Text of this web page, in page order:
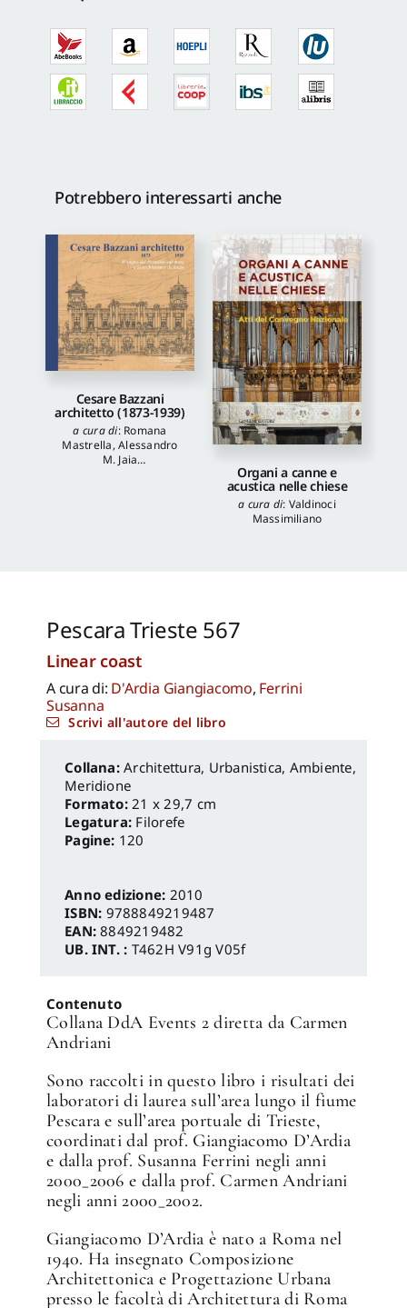
Potrebbero interessarti anche
Cesare Bazzani
architetto (1873-1939)
a cura di: Romana
Mastrella,Alessandro
M. Jaia
Organi a canne e
acustica nelle chiese
a cura di: Valdinoci
Massimiliano
Pescara Trieste 567
Linear coast
A cura di: D'Ardia Giangiacomo, Ferrini
Susanna
Scrivi all'autore del libro
Architettura, Urbanistica, Ambiente,
Meridione
Formato:21 x 29,7 cm
Legatura: Filorefe
Pagine: 120
Anno edizione: 2010
ISBN: 9788849219487
EAN:8849219482
UB. INT. : T462H V91g V05f
Contenuto
Collana DdA Events 2 diretta da Carmen
Andriani
Sono raccolti in questo libro i risultati dei
laboratori di laurea sull’area lungo il fiume
Pescara e sull’area portuale di Trieste,
coordinati dal prof. Giangiacomo D’Ardia
e dalla prof. Susanna Ferrini negli anni
2000_2006 e dalla prof. Carmen Andriani
negli anni 2000_2002.
Giangiacomo D’Ardia è nato a Roma nel
1940. Ha insegnato Composizione
Architettonica e Progettazione Urbana
presso le facoltà di Architettura di Roma